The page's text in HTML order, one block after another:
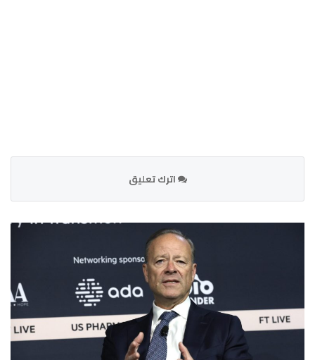
اترك تعليق